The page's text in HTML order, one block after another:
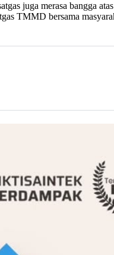
juga merasa bangga
TMMD bersama